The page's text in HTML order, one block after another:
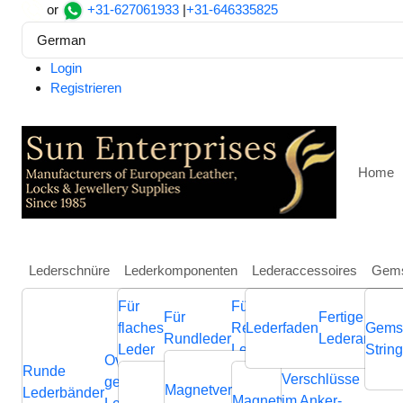
or +31-627061933 |+31-646335825
German
Login
Registrieren
Home
Lederschnüre
Runde
Lederbänder
Ovale
geflochtene
Geflochtene
Lederschnüre
Flache
Lederschnüre
Lederkomponenten
Für
flaches
Leder
Für
Rundleder
Magnetverschluss Endverschluss
Für
Regaliz
Leder
Verschlüsse
Lederaccessoires
Lederfaden
Fertige
Produktfilter
Heim
Seide &
Seidenkordeln